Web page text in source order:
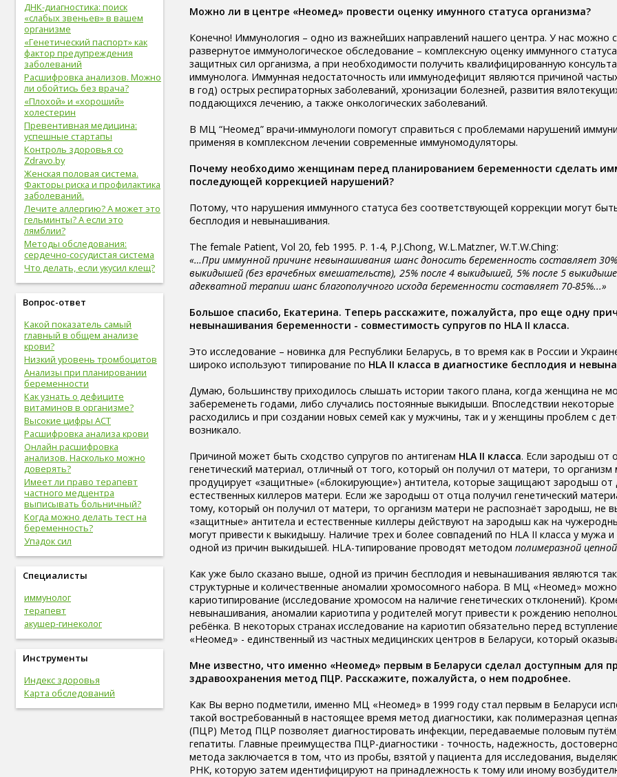
здоровые привычки (16)
волосы (15)
витамины (14)
сон (14)
алкоголизм (13)
центральная нервная
система (13)
онкологические болезни (12)
инструментальное
исследование (11)
идеальный вес (11)
упражнения (11)
овощи (11)
мужская половая система (10)
психолог (10)
психотерапевт (10)
стоматолог (9)
психотерапия (9)
болезни молочных желез (9)
молочная железа (9)
пищеварительная система (9)
фрукты (9)
спорт в большом городе (9)
дыхательная система (8)
вредные привычки (8)
беременность (8)
опорно-двигательная
система (8)
гигиена (8)
болезни желудочно-кишечного
тракта (8)
болезни опорно-двигательной
системы, травмы (8)
инфекционные болезни (8)
болезни органов дыхания (7)
урологические болезни (7)
мужские болезни (7)
антропометрия (7)
рот (7)
очки (7)
отбеливание зубов (7)
эндокринная система (7)
зависимость (7)
близорукость (6)
скрининг (6)
легкие (6)
сахар (6)
сигара (6)
лабораторный показатель (6)
первая помощь (6)
вегетарианство (6)
ДНК-диагностика: поиск
«слабых звеньев» в вашем
организме
«Генетический паспорт» как
фактор предупреждения
заболеваний
Расшифровка анализов. Можно
ли обойтись без врача?
«Плохой» и «хороший»
холестерин
Превентивная медицина:
успешные стартапы
Контроль здоровья со
Zdravo.by
Женская половая система.
Факторы риска и профилактика
заболеваний.
Лечите аллергию? А может это
гельминты? А если это
лямблии?
Методы обследования:
сердечно-сосудистая система
Что делать, если укусил клещ?
Вопрос-ответ
Какой показатель самый
главный в общем анализе
крови?
Низкий уровень тромбоцитов
Анализы при планировании
беременности
Как узнать о дефиците
витаминов в организме?
Высокие цифры АСТ
Расшифровка анализа крови
Онлайн расшифровка
анализов. Насколько можно
доверять?
Имеет ли право терапевт
частного медцентра
выписывать больничный?
Когда можно делать тест на
беременность?
Упадок сил
Специалисты
иммунолог
терапевт
акушер-гинеколог
Инструменты
Индекс здоровья
Карта обследований
Можно ли в центре «Неомед» провести оценку имунного статуса организма?
Конечно! Иммунология – одно из важнейших направлений нашего центра. У нас можно
развернутое иммунологическое обследование – комплексную оценку иммунного
защитных сил организма, а при необходимости получить квалифицированную
иммунолога. Иммунная недостаточность или иммунодефицит являются причиной
в год) острых респираторных заболеваний, хронизации болезней, развития
поддающихся лечению, а также онкологических заболеваний.
В МЦ “Неомед” врачи-иммунологи помогут справиться с проблемами нарушений
применяя в комплексном лечении современные иммуномодуляторы.
Почему необходимо женщинам перед планированием беременности сделать
последующей коррекцией нарушений?
Потому, что нарушения иммунного статуса без соответствующей коррекции могут
бесплодия и невынашивания.
The female Patient, Vol 20, feb 1995. P. 1-4, P.J.Chong, W.L.Matzner, W.T.W.Ching:
«…При иммунной причине невынашивания шанс доносить беременность составляет
выкидышей (без врачебных вмешательств), 25% после 4 выкидышей, 5% после 5
адекватной терапии шанс благополучного исхода беременности составляет 70-85%...»
Большое спасибо, Екатерина. Теперь расскажите, пожалуйста, про еще одну
невынашивания беременности - совместимость супругов по HLA II класса.
Это исследование – новинка для Республики Беларусь, в то время как в России и
широко используют типирование по HLA II класса в диагностике бесплодия и
Думаю, большинству приходилось слышать истории такого плана, когда женщина не
забеременеть годами, либо случались постоянные выкидыши. Впоследствии
расходились и при создании новых семей как у мужчины, так и у женщины проблем с
возникало.
Причиной может быть сходство супругов по антигенам HLA II класса. Если зародыш от
генетический материал, отличный от того, который он получил от матери, то организм
продуцирует «защитные» («блокирующие») антитела, которые защищают зародыш от
естественных киллеров матери. Если же зародыш от отца получил генетический
тому, который он получил от матери, то организм матери не распознаёт зародыш, не
«защитные» антитела и естественные киллеры действуют на зародыш как на
могут привести к выкидышу. Наличие трех и более совпадений по HLA II класса у мужа
одной из причин выкидышей. HLA-типирование проводят методом полимеразной
Как уже было сказано выше, одной из причин бесплодия и невынашивания являются
структурные и количественные аномалии хромосомного набора. В МЦ «Неомед»
кариотипирование (исследование хромосом на наличие генетических отклонений).
невынашивания, аномалии кариотипа у родителей могут привести к рождению
ребёнка. В некоторых странах исследование на кариотип обязательно перед
«Неомед» - единственный из частных медицинских центров в Беларуси, который
Мне известно, что именно «Неомед» первым в Беларуси сделал доступным для
здравоохранения метод ПЦР. Расскажите, пожалуйста, о нем подробнее.
Как Вы верно подметили, именно МЦ «Неомед» в 1999 году стал первым в Беларуси
такой востребованный в настоящее время метод диагностики, как полимеразная
(ПЦР) Метод ПЦР позволяет диагностировать инфекции, передаваемые половым
гепатиты. Главные преимущества ПЦР-диагностики - точность, надежность,
метода заключается в том, что из пробы, взятой у пациента для исследования,
РНК, которую затем идентифицируют на принадлежность к тому или иному